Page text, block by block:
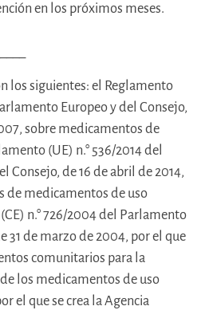
en los próximos meses.
los siguientes: el Reglamento
Europeo y del Consejo,
sobre medicamentos de
(UE) n.° 536/2014 del
Consejo, de 16 de abril de 2014,
de medicamentos de uso
n.° 726/2004 del Parlamento
31 de marzo de 2004, por el que
comunitarios para la
los medicamentos de uso
el que se crea la Agencia